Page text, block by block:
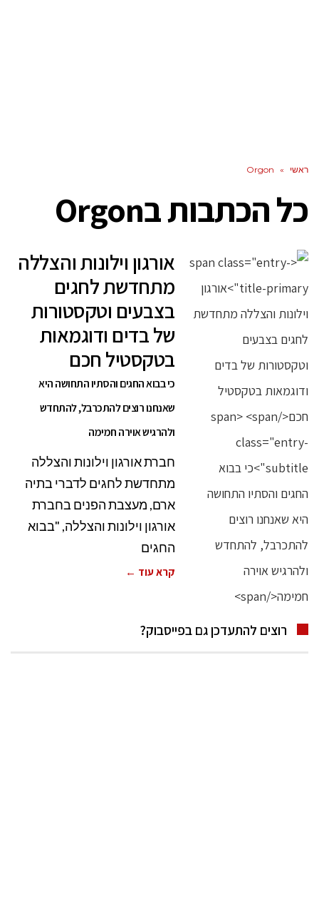
ראשי »
Orgon
כל הכתבות בOrgon
אורגון וילונות והצללה
מתחדשת לחגים
בצבעים וטקסטורות
של בדים ודוגמאות
בטקסטיל חכם
כי בבוא החגים והסתיו התחושה היא
שאנחנו רוצים להתכרבל, להתחדש
ולהרגיש אוירה חמימה
חברת אורגון וילונות והצללה
מתחדשת לחגים לדברי בתיה
ארם, מעצבת הפנים בחברת
אורגון וילונות והצללה, "בבוא
החגים
קרא עוד ←
רוצים להתעדכן גם בפייסבוק?